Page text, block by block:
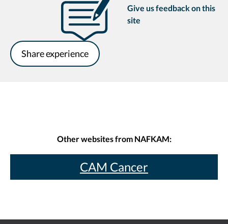
Give us feedback on this
site
Share experience
Other websites from NAFKAM:
CAM Cancer